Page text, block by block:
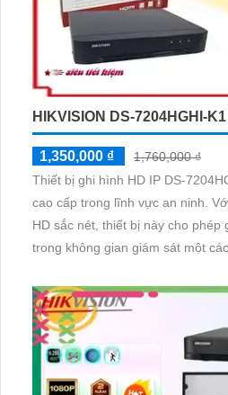
HIKVISION DS-7204HGHI-
1,350,000 ₫
1,760,000 ₫
Thiết bị ghi hình HD IP DS-
cao cấp trong lĩnh vực an ninh. Với chất lượng hình ảnh
HD sắc nét, thiết bị này cho phép
trong không gian giám sát một
nguồn, đảm bảo không bỏ lỡ bất